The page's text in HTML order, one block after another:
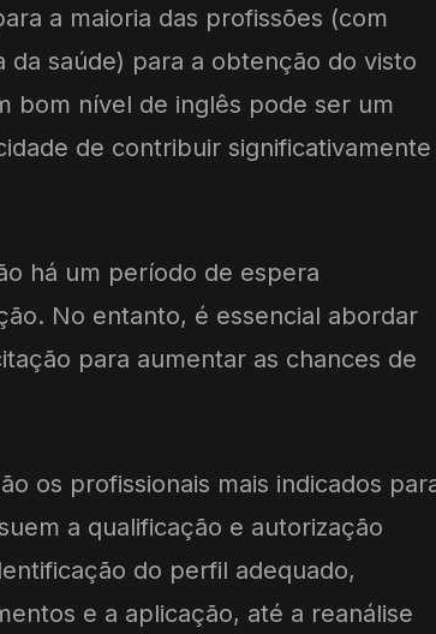
a maioria das profissões (com
da saúde) para a obtenção do visto
bom nível de inglês pode ser um
de contribuir significativamente
há um período de espera
No entanto, é essencial abordar
para aumentar as chances de
os profissionais mais indicados
a qualificação e autorização
do perfil adequado,
e a aplicação, até a reanálise